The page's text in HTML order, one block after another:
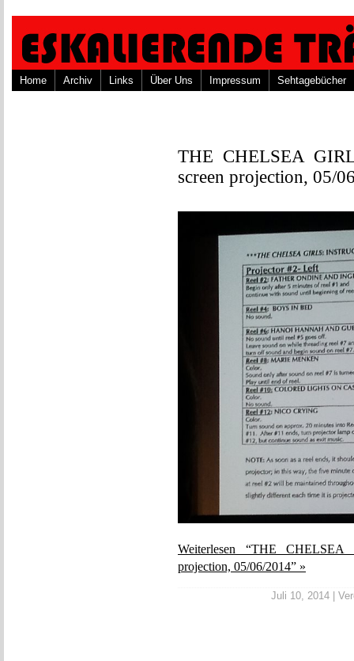
Home Archiv Links Über Uns Impressum Sehtagebücher
THE CHELSEA
screen projection, 05/
Weiterlesen “THE
projection, 05/06/2014” »
Juli 10, 2014 |